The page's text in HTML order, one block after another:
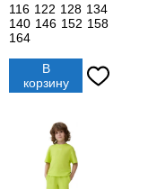
116 122 128 134
140 146 152 158
164
В
корзину